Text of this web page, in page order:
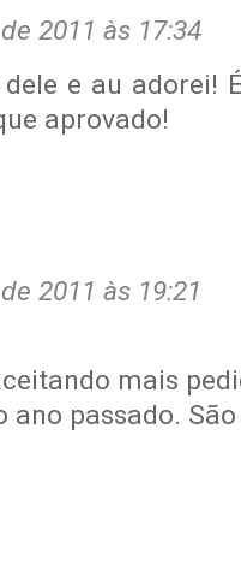
2011 às 17:34
e au adorei!
aprovado!
2011 às 19:21
mais
ano passado.